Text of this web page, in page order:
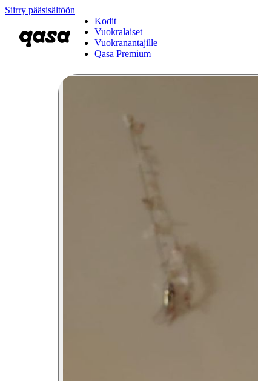
Siirry pääsisältöön
Kodit
Vuokralaiset
Vuokranantajille
Qasa Premium